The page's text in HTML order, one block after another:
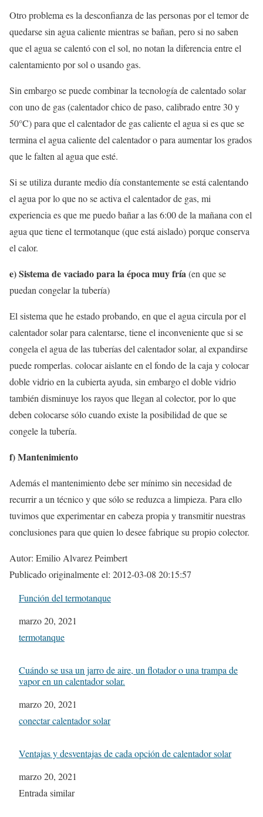
Otro problema es la desconfianza de las personas por el temor de
quedarse sin agua caliente mientras se bañan, pero si no saben
que el agua se calentó con el sol, no notan la diferencia entre el
calentamiento por sol o usando gas.
Sin embargo se puede combinar la tecnología de calentado solar
con uno de gas (calentador chico de paso, calibrado entre 30 y
50°C) para que el calentador de gas caliente el agua si es que se
termina el agua caliente del calentador o para aumentar los grados
que le falten al agua que esté.
Si se utiliza durante medio día constantemente se está calentando
el agua por lo que no se activa el calentador de gas, mi
experiencia es que me puedo bañar a las 6:00 de la mañana con el
agua que tiene el termotanque (que está aislado) porque conserva
el calor.
e) Sistema de vaciado para la época muy fría(en que se
puedan congelar la tubería)
El sistema que he estado probando, en que el agua circula por el
calentador solar para calentarse, tiene el inconveniente que si se
congela el agua de las tuberías del calentador solar, al expandirse
puede romperlas. colocar aislante en el fondo de la caja y colocar
doble vidrio en la cubierta ayuda, sin embargo el doble vidrio
también disminuye los rayos que llegan al colector, por lo que
deben colocarse sólo cuando existe la posibilidad de que se
congele la tubería.
f) Mantenimiento
Además el mantenimiento debe ser mínimo sin necesidad de
recurrir a un técnico y que sólo se reduzca a limpieza. Para ello
tuvimos que experimentar en cabeza propia y transmitir nuestras
conclusiones para que quien lo desee fabrique su propio colector.
Autor: Emilio Alvarez Peimbert
Publicado originalmente el: 2012-03-08 20:15:57
Función del termotanque
Fecha
marzo 20, 2021
In relation to
termotanque
Cuándo se usa un jarro de aire, un flotador o una trampa de
vapor en un calentador solar.
Fecha
marzo 20, 2021
In relation to
conectar calentador solar
Ventajas y desventajas de cada opción de calentador solar
Fecha
marzo 20, 2021
In relation to
Entrada similar